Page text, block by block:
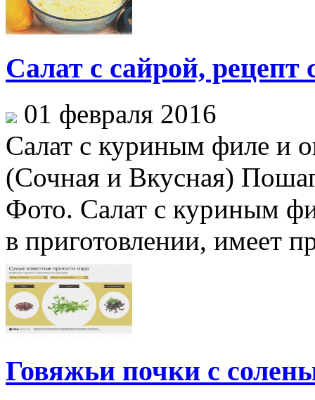
Салат с сайрой, рецепт
01 февраля 2016
Салат с куриным филе и
(Сочная и Вкусная)
Фото. Салат с куриным
в приготовлении, имеет
Говяжьи почки с